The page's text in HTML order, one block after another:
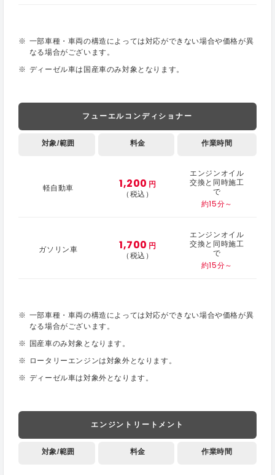
一部車種・車両の構造によっては対応ができない場合や価格が異
なる場合がございます。
ディーゼル車は国産車のみ対象となります。
フューエルコンディショナー
対象/範囲 料金 作業時間
軽自動車 1,200 円
（税込）
エンジンオイル
交換と同時施工
で
約15分～
ガソリン車 1,700 円
（税込）
エンジンオイル
交換と同時施工
で
約15分～
一部車種・車両の構造によっては対応ができない場合や価格が異
なる場合がございます。
国産車のみ対象となります。
ロータリーエンジンは対象外となります。
ディーゼル車は対象外となります。
エンジントリートメント
対象/範囲 料金 作業時間